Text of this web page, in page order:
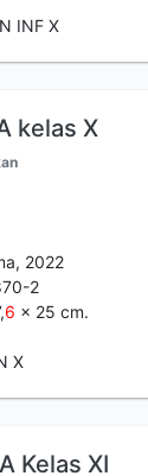
INF X
kelas X
2022
2
6 x 25 cm.
X
Kelas XI